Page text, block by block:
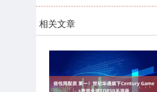
相关文章